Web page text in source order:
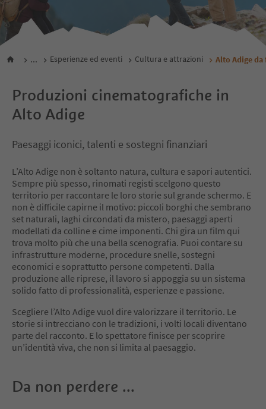
... Esperienze ed eventi Cultura e attrazioni Alto Adige
Produzioni cinematografiche in
Alto Adige
Paesaggi iconici, talenti e sostegni finanziari
L’Alto Adige non è soltanto natura, cultura e sapori autentici.
Sempre più spesso, rinomati registi scelgono questo
territorio per raccontare le loro storie sul grande schermo. E
non è difficile capirne il motivo: piccoli borghi che sembrano
set naturali, laghi circondati da mistero, paesaggi aperti
modellati da colline e cime imponenti. Chi gira un film qui
trova molto più che una bella scenografia. Puoi contare su
infrastrutture moderne, procedure snelle, sostegni
economici e soprattutto persone competenti. Dalla
produzione alle riprese, il lavoro si appoggia su un sistema
solido fatto di professionalità, esperienze e passione.
Scegliere l’Alto Adige vuol dire valorizzare il territorio. Le
storie si intrecciano con le tradizioni, i volti locali diventano
parte del racconto. E lo spettatore finisce per scoprire
un’identità viva, che non si limita al paesaggio.
Da non perdere ...